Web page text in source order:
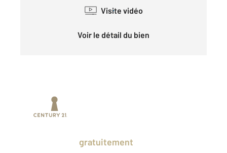
Visite vidéo
Voir le détail du bien
gratuitement